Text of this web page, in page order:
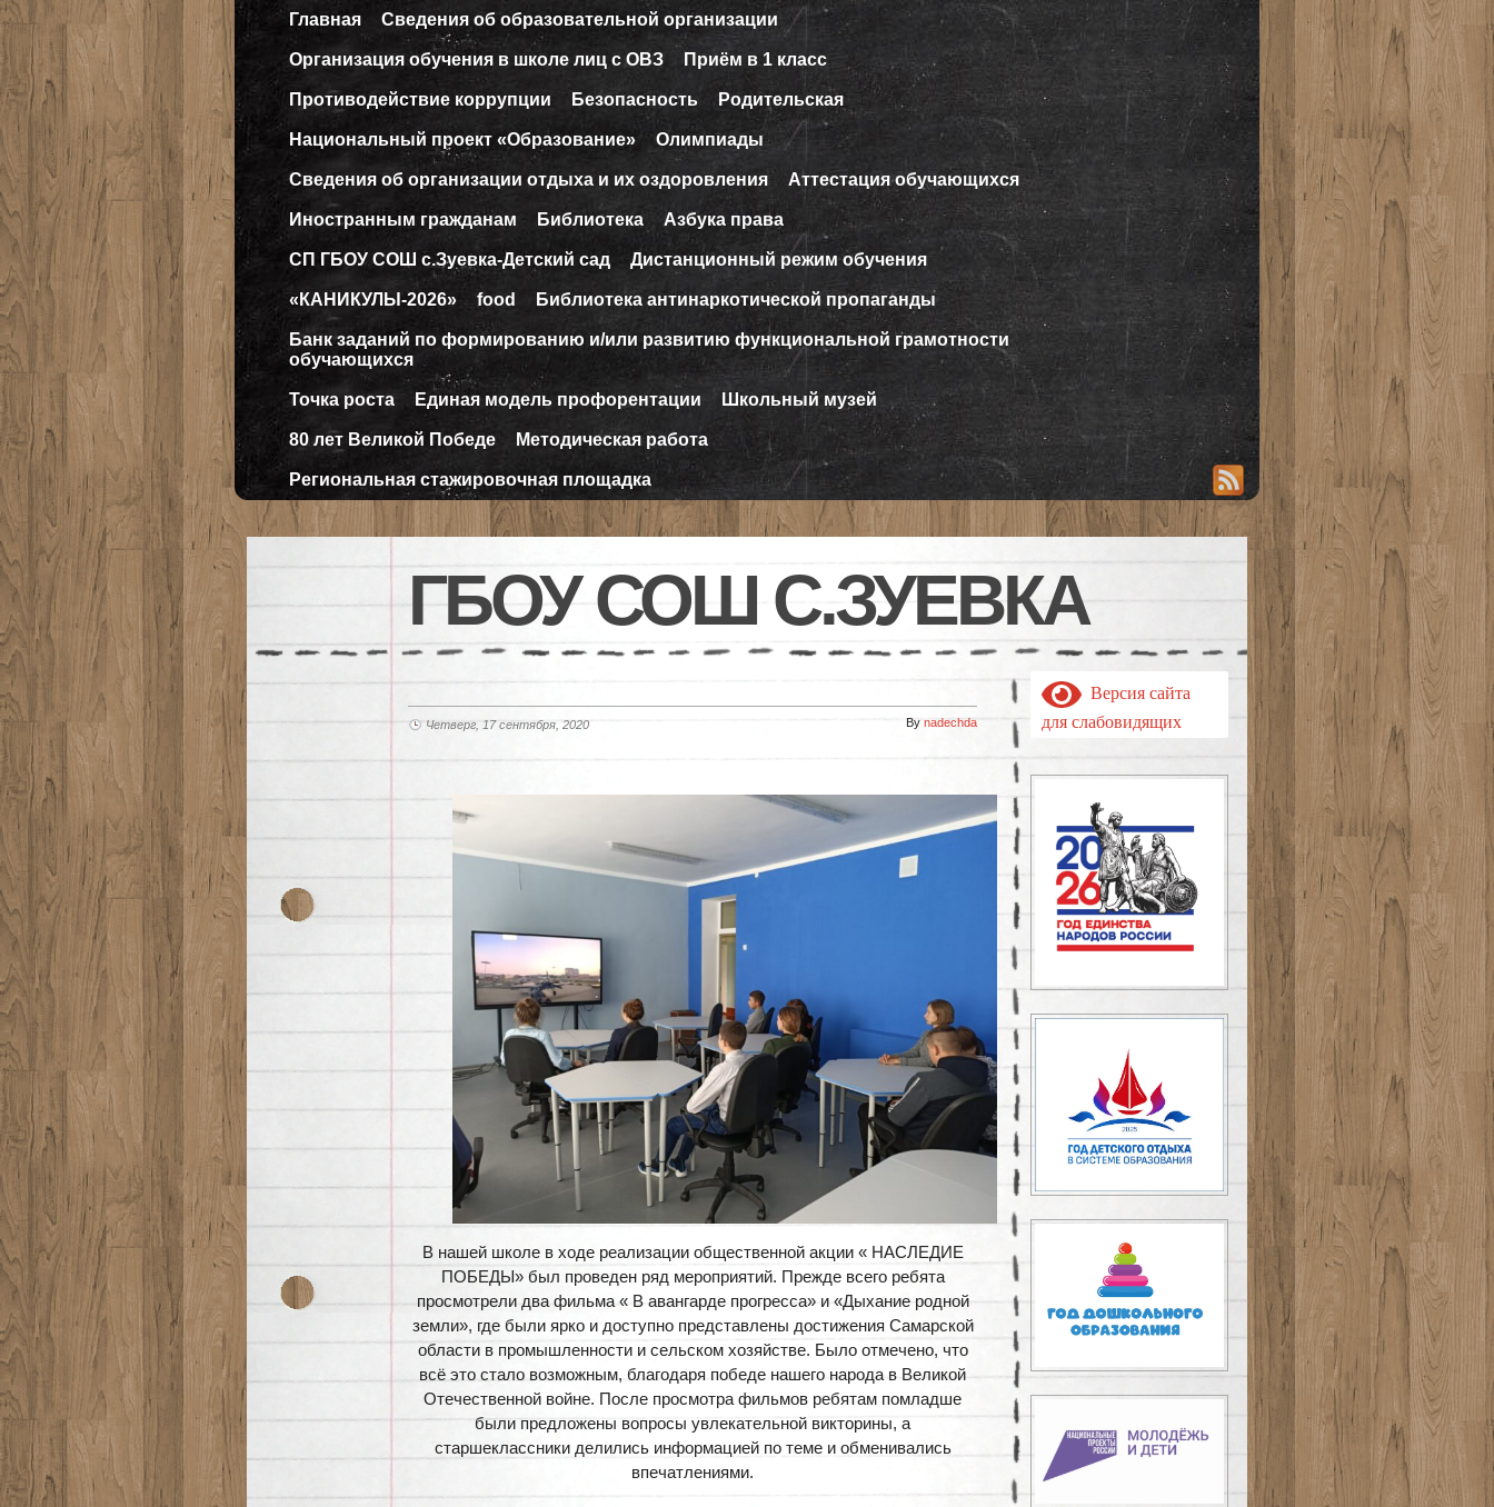
Главная Сведения об образовательной организации
Организация обучения в школе лиц с ОВЗ Приём в 1 класс
Противодействие коррупции Безопасность Родительская
Национальный проект «Образование» Олимпиады
Сведения об организации отдыха и их оздоровления Аттестация обучающихся
Иностранным гражданам Библиотека Азбука права
СП ГБОУ СОШ с.Зуевка-Детский сад Дистанционный режим обучения
«КАНИКУЛЫ-2026» food Библиотека антинаркотической пропаганды
Банк заданий по формированию и/или развитию функциональной грамотности
обучающихся
Точка роста Единая модель профорентации Школьный музей
80 лет Великой Победе Методическая работа
Региональная стажировочная площадка
ГБОУ СОШ С.ЗУЕВКА
By nadechda
Четверг, 17 сентября, 2020
В нашей школе в ходе реализации общественной акции « НАСЛЕДИЕ
ПОБЕДЫ» был проведен ряд мероприятий. Прежде всего ребята
просмотрели два фильма « В авангарде прогресса» и «Дыхание родной
земли», где были ярко и доступно представлены достижения Самарской
области в промышленности и сельском хозяйстве. Было отмечено, что
всё это стало возможным, благодаря победе нашего народа в Великой
Отечественной войне. После просмотра фильмов ребятам помладше
были предложены вопросы увлекательной викторины, а
старшеклассники делились информацией по теме и обменивались
впечатлениями.
Версия сайта
для слабовидящих